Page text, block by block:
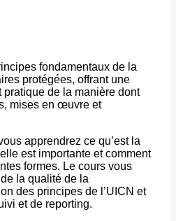
fondamentaux de la
protégées, offrant une
de la manière dont
mises en œuvre et
apprendrez ce qu’est la
est importante et comment
formes. Le cours vous
la qualité de la
des principes de l’UICN et
et de reporting.